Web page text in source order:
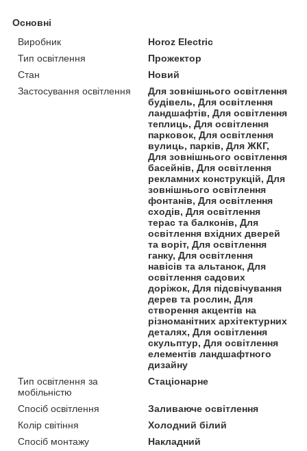
Основні
Виробник
Horoz Electric
Тип освітлення
Прожектор
Стан
Новий
Застосування освітлення
Для зовнішнього освітлення
будівель, Для освітлення
ландшафтів, Для освітлення
теплиць, Для освітлення
парковок, Для освітлення
вулиць, парків, Для ЖКГ,
Для зовнішнього освітлення
басейнів, Для освітлення
рекламних конструкцій, Для
зовнішнього освітлення
фонтанів, Для освітлення
сходів, Для освітлення
терас та балконів, Для
освітлення вхідних дверей
та воріт, Для освітлення
ганку, Для освітлення
навісів та альтанок, Для
освітлення садових
доріжок, Для підсвічування
дерев та рослин, Для
створення акцентів на
різноманітних архітектурних
деталях, Для освітлення
скульптур, Для освітлення
елементів ландшафтного
дизайну
Тип освітлення за
мобільністю
Стаціонарне
Спосіб освітлення
Заливаюче освітлення
Колір світіння
Холодний білий
Спосіб монтажу
Накладний